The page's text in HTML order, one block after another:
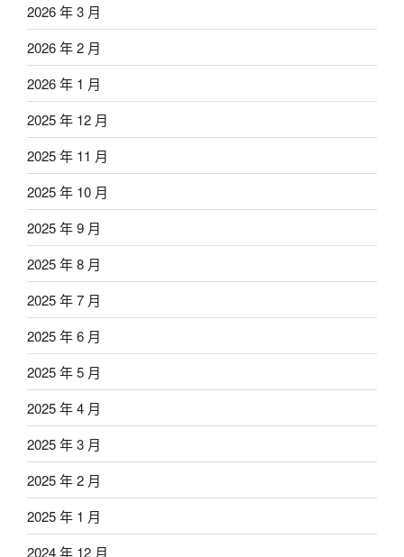
2026 年 3 月
2026 年 2 月
2026 年 1 月
2025 年 12 月
2025 年 11 月
2025 年 10 月
2025 年 9 月
2025 年 8 月
2025 年 7 月
2025 年 6 月
2025 年 5 月
2025 年 4 月
2025 年 3 月
2025 年 2 月
2025 年 1 月
2024 年 12 月